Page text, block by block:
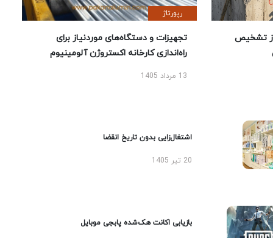
تشخیص
رپورتاژ
تجهیزات و دستگاه‌های موردنیاز برای
راه‌اندازی کارخانه اکستروژن آلومینیوم
13 مرداد 1405
اشتغال‌زایی بدون تاریخ انقضا
20 تیر 1405
بازیابی اکانت هک‌شده پابجی موبایل